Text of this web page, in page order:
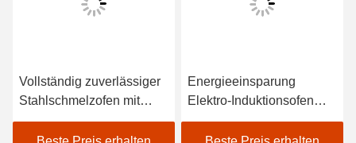
Vollständig zuverlässiger
Stahlschmelzofen mit
geringer Wartung
Energieeinsparung
Elektro-Induktionsofen
Schmelzstahl
Niedrigwartung